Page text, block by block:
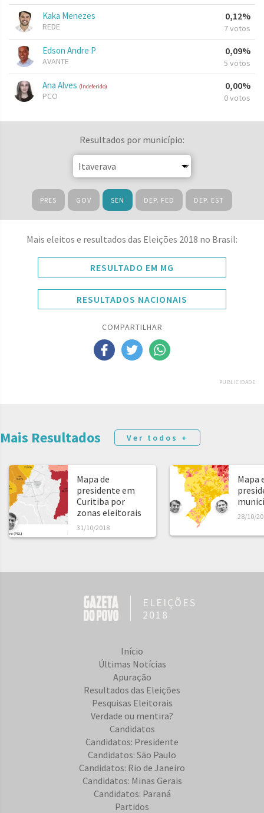
Kaka Menezes
REDE
0,12%
7 votos
Edson Andre P
AVANTE
0,09%
5 votos
Ana Alves (Indeferido)
PCO
0,00%
0 votos
Resultados por município:
PRES GOV SEN DEP. FED DEP. EST
Mais eleitos e resultados das Eleições 2018 no Brasil:
RESULTADO EM MG
RESULTADOS NACIONAIS
COMPARTILHAR
PUBLICIDADE
Mais Resultados Ver todos +
Mapa de
presidente em
Curitiba por
zonas eleitorais
31/10/2018
Mapa
28/10/
ELEIÇÕES
2018
Início
Últimas Notícias
Apuração
Resultados das Eleições
Pesquisas Eleitorais
Verdade ou mentira?
Candidatos
Candidatos: Presidente
Candidatos: São Paulo
Candidatos: Rio de Janeiro
Candidatos: Minas Gerais
Candidatos: Paraná
Partidos